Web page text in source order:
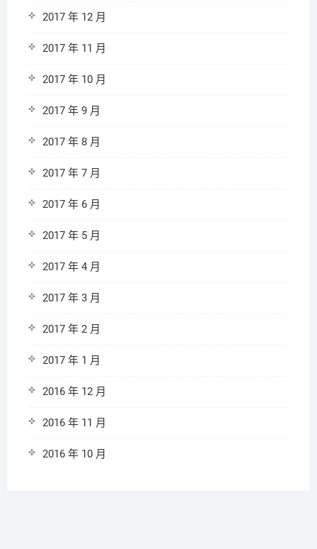
2017 年 12 月
2017 年 11 月
2017 年 10 月
2017 年 9 月
2017 年 8 月
2017 年 7 月
2017 年 6 月
2017 年 5 月
2017 年 4 月
2017 年 3 月
2017 年 2 月
2017 年 1 月
2016 年 12 月
2016 年 11 月
2016 年 10 月